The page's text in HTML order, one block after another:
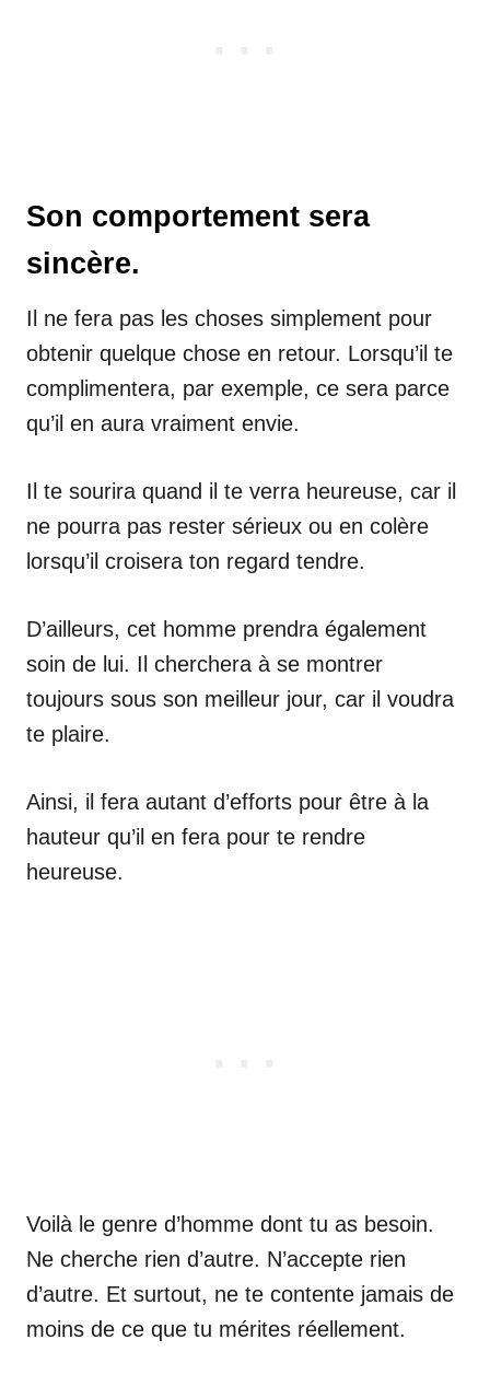
Son comportement sera
sincère.
Il ne fera pas les choses simplement pour
obtenir quelque chose en retour. Lorsqu’il te
complimentera, par exemple, ce sera parce
qu’il en aura vraiment envie.
Il te sourira quand il te verra heureuse, car il
ne pourra pas rester sérieux ou en colère
lorsqu’il croisera ton regard tendre.
D’ailleurs, cet homme prendra également
soin de lui. Il cherchera à se montrer
toujours sous son meilleur jour, car il voudra
te plaire.
Ainsi, il fera autant d’efforts pour être à la
hauteur qu’il en fera pour te rendre
heureuse.
Voilà le genre d’homme dont tu as besoin.
Ne cherche rien d’autre. N’accepte rien
d’autre. Et surtout, ne te contente jamais de
moins de ce que tu mérites réellement.